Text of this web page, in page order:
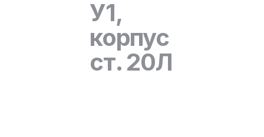
У1,
корпус
ст. 20Л